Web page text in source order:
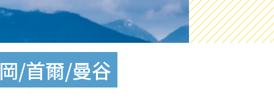
/首爾/曼谷